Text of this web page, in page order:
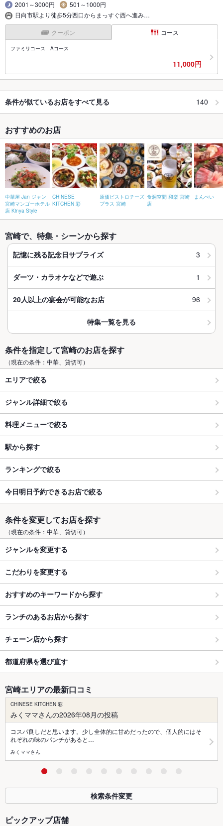
2001～3000円
501～1000円
日向市駅より徒歩5分西口からまっすぐ西へ進み…
クーポン コース
ファミリコース Aコース
11,000円
条件が似ているお店をすべて見る 140
おすすめのお店
中華屋 Jan ジャン
宮崎マンゴーホテル
店 Kinya Style
CHINESE
KITCHEN 彩
原価ビストロチーズ
プラス 宮崎
食洞空間 和楽 宮崎
店
まんぺい
宮崎で、特集・シーンから探す
記憶に残る記念日サプライズ 3
ダーツ・カラオケなどで遊ぶ 1
20人以上の宴会が可能なお店 96
特集一覧を見る
条件を指定して宮崎のお店を探す
（現在の条件：中華、貸切可）
エリアで絞る
ジャンル詳細で絞る
料理メニューで絞る
駅から探す
ランキングで絞る
今日明日予約できるお店で絞る
条件を変更してお店を探す
（現在の条件：中華、貸切可）
ジャンルを変更する
こだわりを変更する
おすすめのキーワードから探す
ランチのあるお店から探す
チェーン店から探す
都道府県を選び直す
宮崎エリアの最新口コミ
CHINESE KITCHEN 彩
みくママさんの2026年08月の投稿
コスパ良しだと思います。少し全体的に甘めだったので、個人的にはそ
れぞれの味のパンチがあると…
みくママさん
検索条件変更
ピックアップ店舗